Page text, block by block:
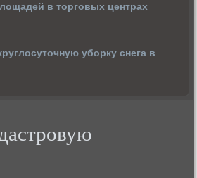
в торговых центрах
уборку снега в